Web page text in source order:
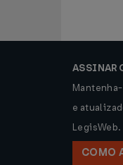
ASSINAR
e
LegisWeb.
COMO